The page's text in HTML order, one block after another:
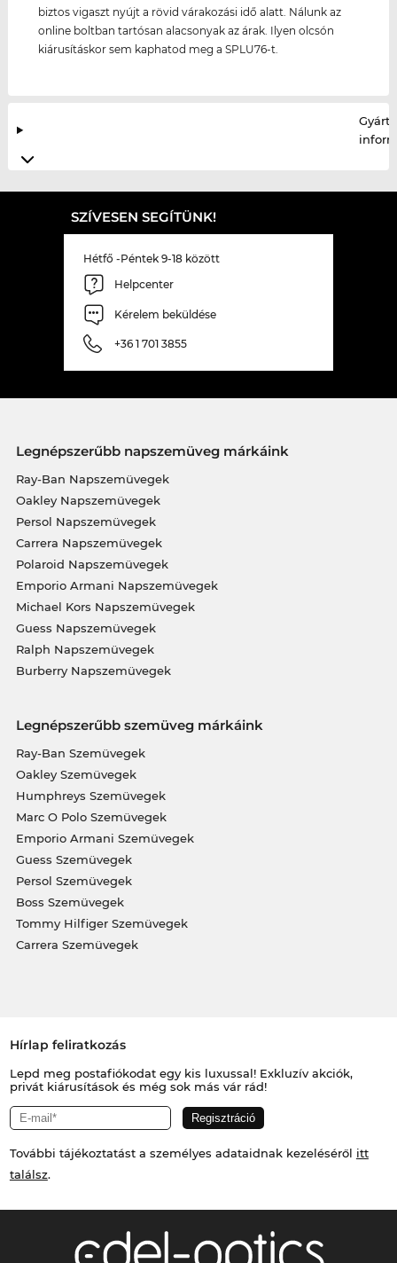
biztos vigaszt nyújt a rövid várakozási idő alatt. Nálunk az
online boltban tartósan alacsonyak az árak. Ilyen olcsón
kiárusításkor sem kaphatod meg a SPLU76-t.
SZÍVESEN SEGÍTÜNK!
Hétfő -Péntek 9-18 között
Helpcenter
Kérelem beküldése
+36 1 701 3855
Legnépszerűbb napszemüveg márkáink
Ray-Ban Napszemüvegek
Oakley Napszemüvegek
Persol Napszemüvegek
Carrera Napszemüvegek
Polaroid Napszemüvegek
Emporio Armani Napszemüvegek
Michael Kors Napszemüvegek
Guess Napszemüvegek
Ralph Napszemüvegek
Burberry Napszemüvegek
Legnépszerűbb szemüveg márkáink
Ray-Ban Szemüvegek
Oakley Szemüvegek
Humphreys Szemüvegek
Marc O Polo Szemüvegek
Emporio Armani Szemüvegek
Guess Szemüvegek
Persol Szemüvegek
Boss Szemüvegek
Tommy Hilfiger Szemüvegek
Carrera Szemüvegek
Hírlap feliratkozás
Lepd meg postafiókodat egy kis luxussal! Exkluzív akciók,
privát kiárusítások és még sok más vár rád!
További tájékoztatást a személyes adataidnak kezeléséről itt
találsz.